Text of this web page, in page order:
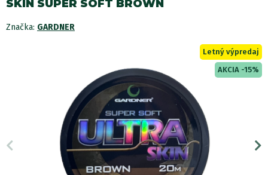
SKIN SUPER SOFT BROWN
Značka: GARDNER
Letný výpredaj
AKCIA -15%